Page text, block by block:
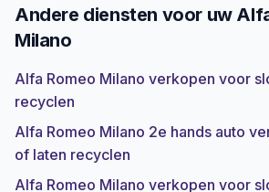
Andere diensten voor uw
Milano
Alfa Romeo Milano verkopen voor
recyclen
Alfa Romeo Milano 2e hands auto
of laten recyclen
Alfa Romeo Milano verkopen voor